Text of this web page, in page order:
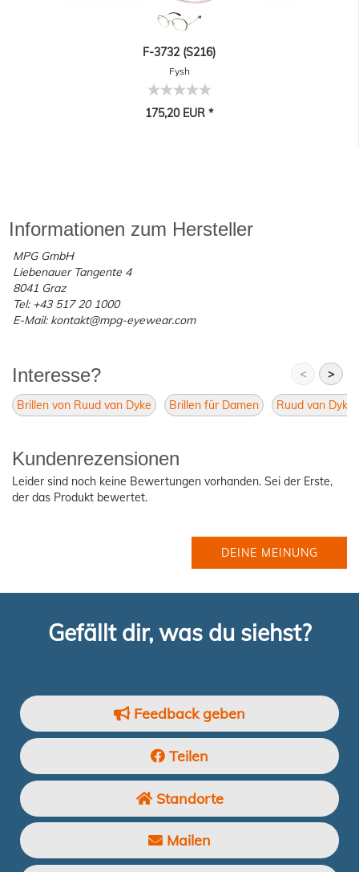
F-3732 (S216)
Fysh
175,20 EUR *
Informationen zum Hersteller
MPG GmbH
Liebenauer Tangente 4
8041 Graz
Tel: +43 517 20 1000
E-Mail: kontakt@mpg-eyewear.com
Interesse? < >
Brillen von Ruud van Dyke Brillen für Damen Ruud van Dyke
Kundenrezensionen
Leider sind noch keine Bewertungen vorhanden. Sei der Erste,
der das Produkt bewertet.
DEINE MEINUNG
Gefällt dir, was du siehst?
Feedback geben
Teilen
Standorte
Mailen